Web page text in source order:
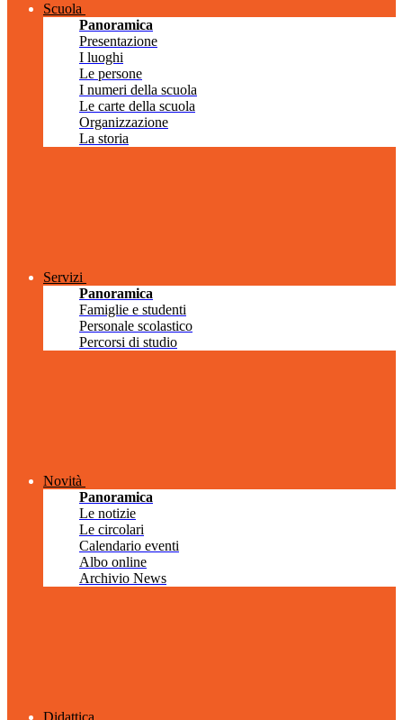
Scuola
Panoramica
Presentazione
I luoghi
Le persone
I numeri della scuola
Le carte della scuola
Organizzazione
La storia
Servizi
Panoramica
Famiglie e studenti
Personale scolastico
Percorsi di studio
Novità
Panoramica
Le notizie
Le circolari
Calendario eventi
Albo online
Archivio News